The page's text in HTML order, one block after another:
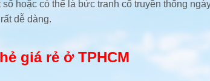
hoặc có thể là bức tranh cổ truyền thống
dễ dàng.
giá rẻ ở TPHCM